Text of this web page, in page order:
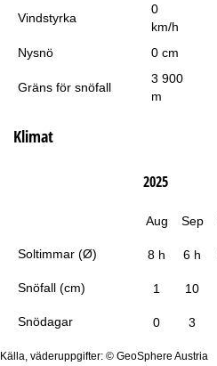
Vindstyrka
0
km/h
Nysnö
0 cm
Gräns för snöfall
3 900
m
Klimat
Soltimmar (Ø)
Snöfall (cm)
Snödagar
2025
Aug Sep
8 h 6 h
1 10
0 3
Källa, väderuppgifter: © GeoSphere Austria